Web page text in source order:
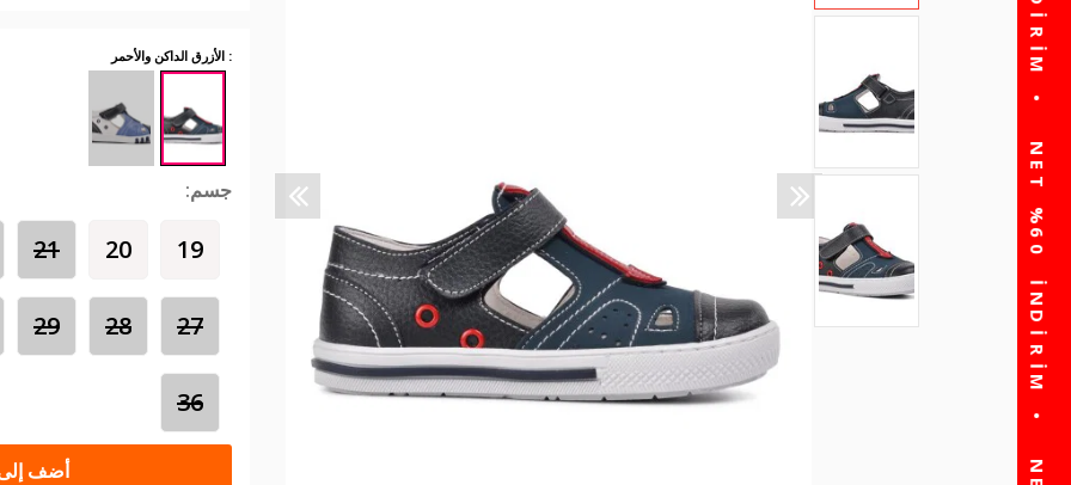
: الأزرق الداكن والأحمر
جسم:
19
20
21
27
28
29
36
أضف